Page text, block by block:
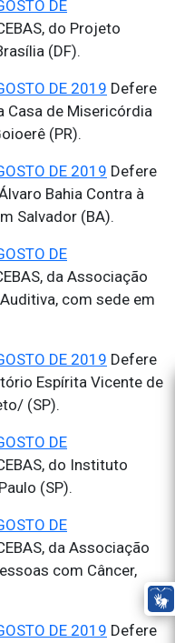
DE
do Projeto
(DF).
DE 2019 Defere
Casa de Misericórdia
(PR).
DE 2019 Defere
Bahia Contra à
Salvador (BA).
DE
da Associação
com sede em
DE 2019 Defere
Espírita Vicente de
(SP).
DE
do Instituto
(SP).
DE
da Associação
com Câncer,
DE 2019 Defere